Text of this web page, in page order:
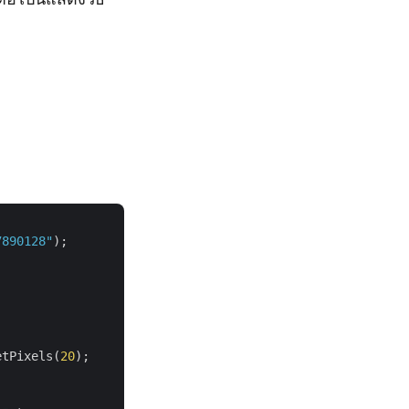
);
20);